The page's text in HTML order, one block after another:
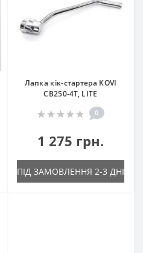
Лапка кік-стартера KOVI
CB250-4Т, LITE
0
1 275 грн.
ПІД ЗАМОВЛЕННЯ 2-3 ДНІ